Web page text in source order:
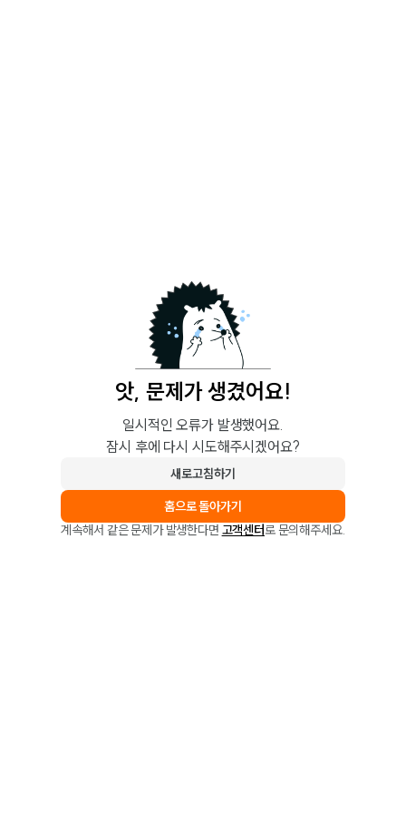
앗, 문제가 생겼어요!
일시적인 오류가 발생했어요.
잠시 후에 다시 시도해주시겠어요?
새로고침하기
홈으로 돌아가기
계속해서 같은 문제가 발생한다면 고객센터로 문의해주세요.